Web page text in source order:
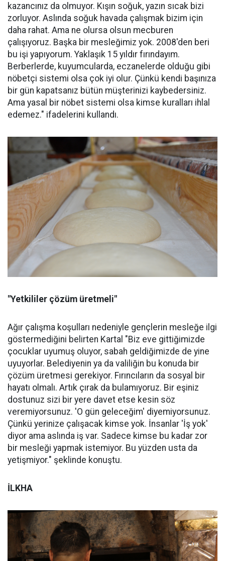
kazancınız da olmuyor. Kışın soğuk, yazın sıcak bizi
zorluyor. Aslında soğuk havada çalışmak bizim için
daha rahat. Ama ne olursa olsun mecburen
çalışıyoruz. Başka bir mesleğimiz yok. 2008'den beri
bu işi yapıyorum. Yaklaşık 15 yıldır fırındayım.
Berberlerde, kuyumcularda, eczanelerde olduğu gibi
nöbetçi sistemi olsa çok iyi olur. Çünkü kendi başınıza
bir gün kapatsanız bütün müşterinizi kaybedersiniz.
Ama yasal bir nöbet sistemi olsa kimse kuralları ihlal
edemez." ifadelerini kullandı.
"Yetkililer çözüm üretmeli"
Ağır çalışma koşulları nedeniyle gençlerin mesleğe ilgi
göstermediğini belirten Kartal "Biz eve gittiğimizde
çocuklar uyumuş oluyor, sabah geldiğimizde de yine
uyuyorlar. Belediyenin ya da valiliğin bu konuda bir
çözüm üretmesi gerekiyor. Fırıncıların da sosyal bir
hayatı olmalı. Artık çırak da bulamıyoruz. Bir eşiniz
dostunuz sizi bir yere davet etse kesin söz
veremiyorsunuz. 'O gün geleceğim' diyemiyorsunuz.
Çünkü yerinize çalışacak kimse yok. İnsanlar 'İş yok'
diyor ama aslında iş var. Sadece kimse bu kadar zor
bir mesleği yapmak istemiyor. Bu yüzden usta da
yetişmiyor." şeklinde konuştu.
İLKHA